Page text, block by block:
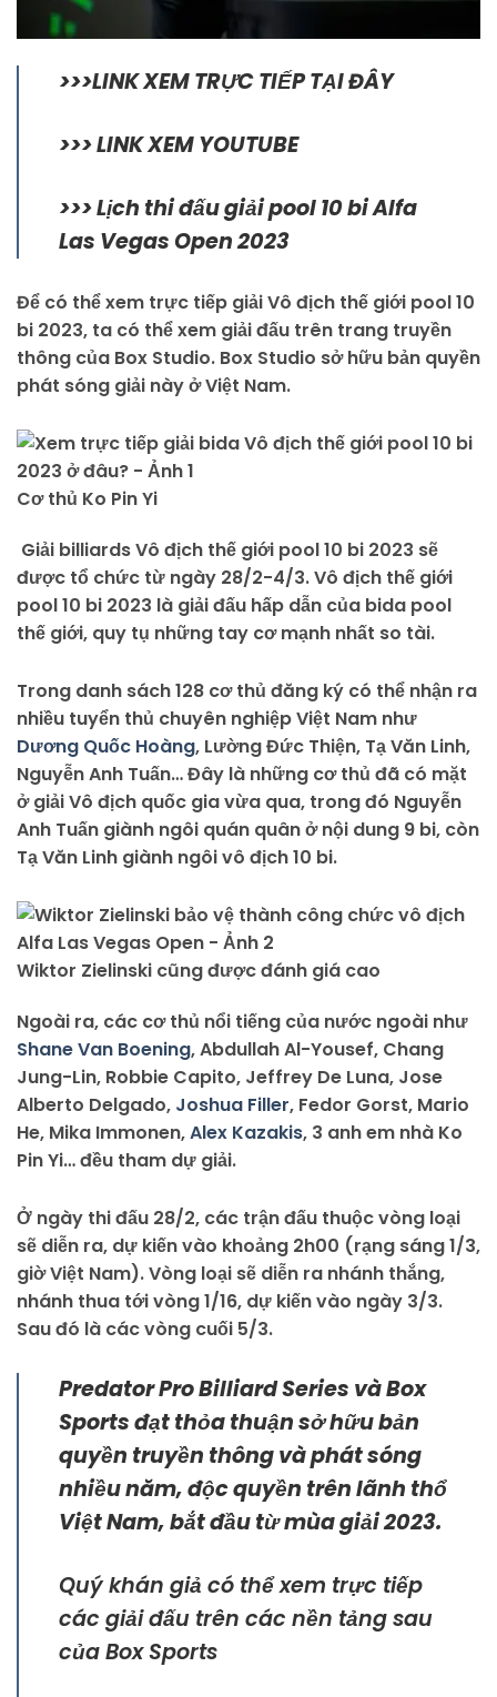
>>>LINK XEM TRỰC TIẾP TẠI ĐÂY
>>> LINK XEM YOUTUBE
>>> Lịch thi đấu giải pool 10 bi Alfa
Las Vegas Open 2023
Để có thể xem trực tiếp giải Vô địch thế giới pool 10
bi 2023, ta có thể xem giải đấu trên trang truyền
thông của Box Studio. Box Studio sở hữu bản quyền
phát sóng giải này ở Việt Nam.
Cơ thủ Ko Pin Yi
Giải billiards Vô địch thế giới pool 10 bi 2023 sẽ
được tổ chức từ ngày 28/2-4/3. Vô địch thế giới
pool 10 bi 2023 là giải đấu hấp dẫn của bida pool
thế giới, quy tụ những tay cơ mạnh nhất so tài.
Trong danh sách 128 cơ thủ đăng ký có thể nhận ra
nhiều tuyển thủ chuyên nghiệp Việt Nam như
Dương Quốc Hoàng, Lường Đức Thiện, Tạ Văn Linh,
Nguyễn Anh Tuấn… Đây là những cơ thủ đã có mặt
ở giải Vô địch quốc gia vừa qua, trong đó Nguyễn
Anh Tuấn giành ngôi quán quân ở nội dung 9 bi, còn
Tạ Văn Linh giành ngôi vô địch 10 bi.
Wiktor Zielinski cũng được đánh giá cao
Ngoài ra, các cơ thủ nổi tiếng của nước ngoài như
Shane Van Boening, Abdullah Al-Yousef, Chang
Jung-Lin, Robbie Capito, Jeffrey De Luna, Jose
Alberto Delgado, Joshua Filler, Fedor Gorst, Mario
He, Mika Immonen,Alex Kazakis, 3 anh em nhà Ko
Pin Yi… đều tham dự giải.
Ở ngày thi đấu 28/2, các trận đấu thuộc vòng loại
sẽ diễn ra, dự kiến vào khoảng 2h00 (rạng sáng 1/3,
giờ Việt Nam). Vòng loại sẽ diễn ra nhánh thắng,
nhánh thua tới vòng 1/16, dự kiến vào ngày 3/3.
Sau đó là các vòng cuối 5/3.
Predator Pro Billiard Series và Box
Sports đạt thỏa thuận sở hữu bản
quyền truyền thông và phát sóng
nhiều năm, độc quyền trên lãnh thổ
Việt Nam, bắt đầu từ mùa giải 2023.
Quý khán giả có thể xem trực tiếp
các giải đấu trên các nền tảng sau
của Box Sports